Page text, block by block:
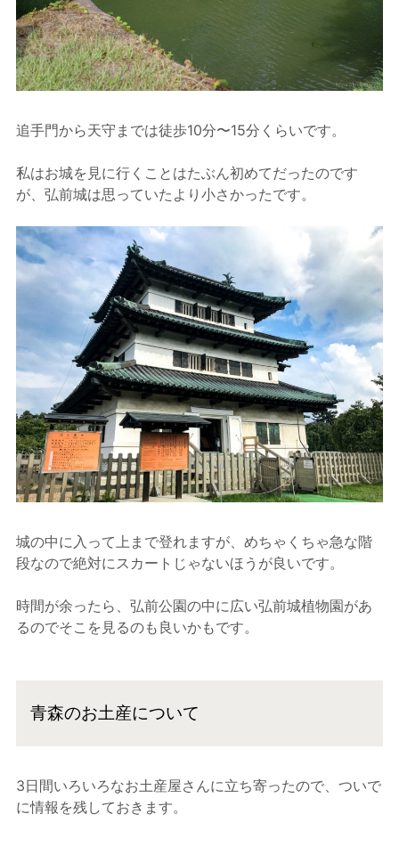
追手門から天守までは徒歩10分〜15分くらいです。
私はお城を見に行くことはたぶん初めてだったのです
が、弘前城は思っていたより小さかったです。
城の中に入って上まで登れますが、めちゃくちゃ急な階
段なので絶対にスカートじゃないほうが良いです。
時間が余ったら、弘前公園の中に広い弘前城植物園があ
るのでそこを見るのも良いかもです。
青森のお土産について
3日間いろいろなお土産屋さんに立ち寄ったので、ついで
に情報を残しておきます。